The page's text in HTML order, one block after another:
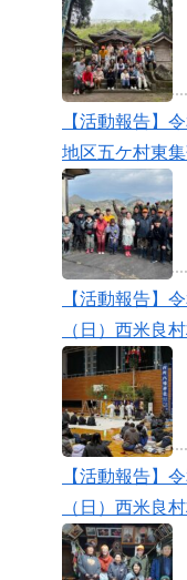
【活動報告】
地区五ケ村東
【活動報告】
（日）西米良
【活動報告】
（日）西米良